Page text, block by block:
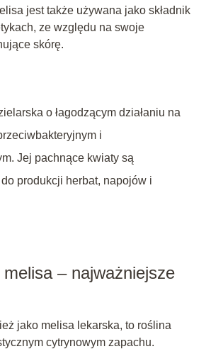
jest także używana jako składnik
ze względu na swoje
skórę.
o łagodzącym działaniu na
i
Jej pachnące kwiaty są
produkcji herbat, napojów i
– najważniejsze
jako melisa lekarska, to roślina
cytrynowym zapachu.